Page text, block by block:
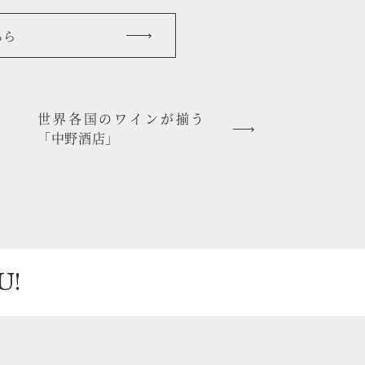
世界各国のワインが揃う
「中野酒店」